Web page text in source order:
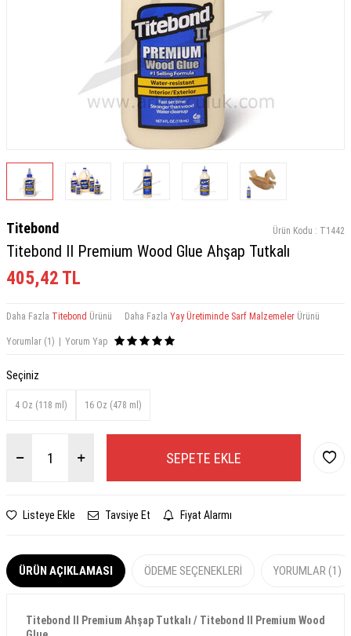
Titebond Ürün Kodu : T1442
Titebond II Premium Wood Glue Ahşap Tutkalı
405,42 TL
Daha Fazla Titebond Ürünü Daha Fazla Yay Üretiminde Sarf Malzemeler Ürünü
Yorumlar (1) Yorum Yap
Seçiniz
4 Oz (118 ml) 16 Oz (478 ml)
SEPETE EKLE
Listeye Ekle Tavsiye Et Fiyat Alarmı
ÜRÜN AÇIKLAMASI ÖDEME SEÇENEKLERI YORUMLAR (1)
Titebond II Premium Ahşap Tutkalı / Titebond II Premium Wood